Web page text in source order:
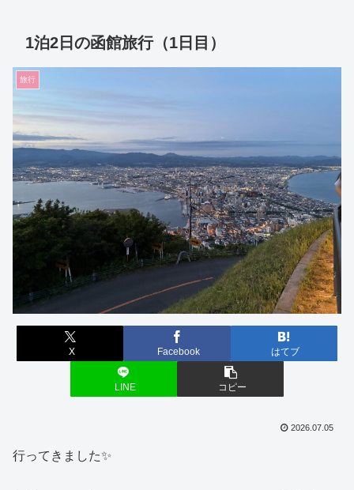
1泊2日の函館旅行（1日目）
旅行
X Facebook はてブ
LINE コピー
2026.07.05
行ってきました✨